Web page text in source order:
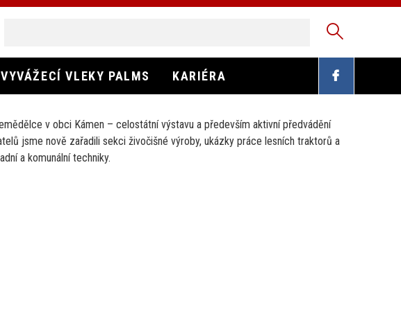
VYVÁŽECÍ VLEKY PALMS KARIÉRA
v obci Kámen – celostátní výstavu a především aktivní předvádění
jsme nově zařadili sekci živočišné výroby, ukázky práce lesních traktorů a
a komunální techniky.